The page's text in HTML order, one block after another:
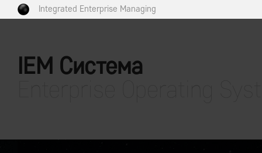
Integrated Enterprise Managing
IEM Система